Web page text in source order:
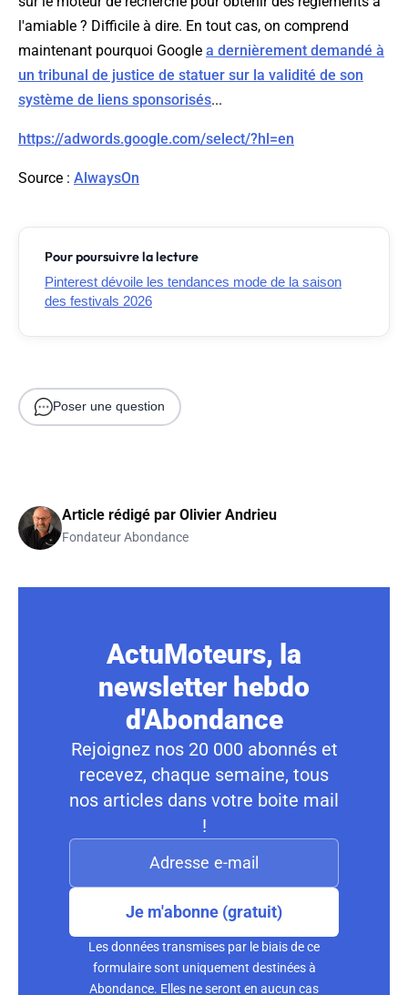
l'amiable ? Difficile à dire. En tout cas, on comprend
maintenant pourquoi Google a dernièrement demandé à
un tribunal de justice de statuer sur la validité de son
système de liens sponsorisés...
https://adwords.google.com/select/?hl=en
Source : AlwaysOn
Pour poursuivre la lecture
Pinterest dévoile les tendances mode de la saison
des festivals 2026
Poser une question
Article rédigé par Olivier Andrieu
Fondateur Abondance
ActuMoteurs, la
newsletter hebdo
d'Abondance
Rejoignez nos 20 000 abonnés et
recevez, chaque semaine, tous
nos articles dans votre boite mail
!
Je m'abonne (gratuit)
Les données transmises par le biais de ce
formulaire sont uniquement destinées à
Abondance. Elles ne seront en aucun cas